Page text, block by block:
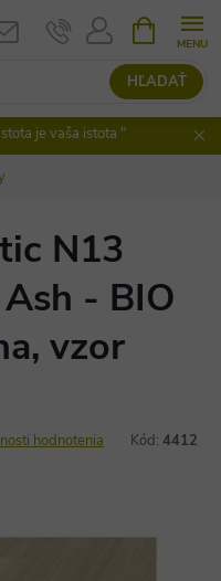
HĽADAŤ
KOŠÍK
je vaša istota "
N13
- BIO
vzor
hodnotenia Kód: 4412